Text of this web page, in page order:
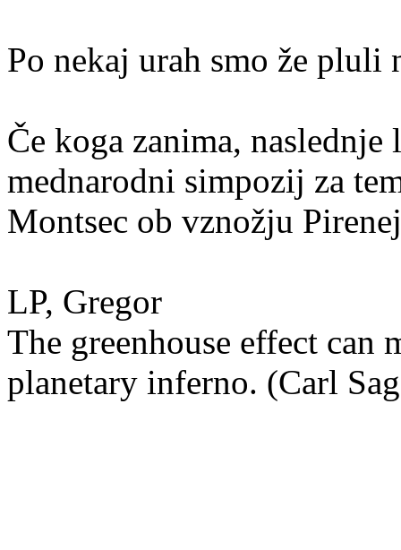
Po nekaj urah smo že pluli
Če koga zanima,
mednarodni simpozij za
Montsec ob vznožju
LP, Gregor
The greenhouse effect
planetary inferno. (Carl